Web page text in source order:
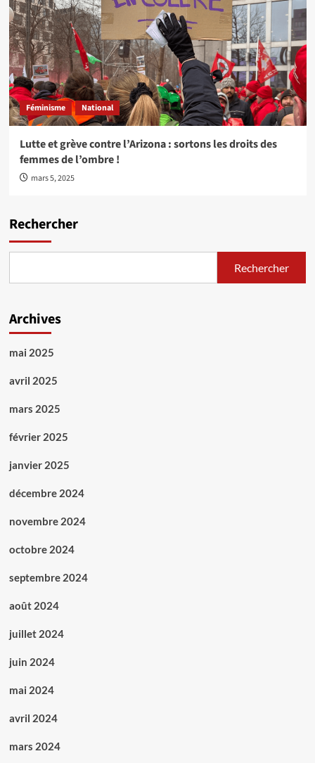
Féminisme National
Lutte et grève contre l’Arizona : sortons les droits des
femmes de l’ombre !
mars 5, 2025
Rechercher
Rechercher
Archives
mai 2025
avril 2025
mars 2025
février 2025
janvier 2025
décembre 2024
novembre 2024
octobre 2024
septembre 2024
août 2024
juillet 2024
juin 2024
mai 2024
avril 2024
mars 2024